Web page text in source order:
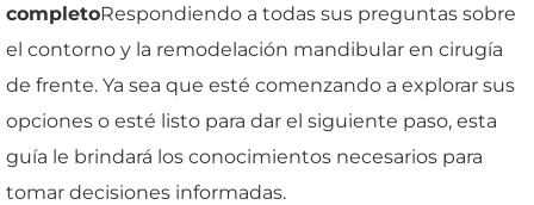
completoRespondiendo a todas sus preguntas sobre
el contorno y la remodelación mandibular en cirugía
de frente. Ya sea que esté comenzando a explorar sus
opciones o esté listo para dar el siguiente paso, esta
guía le brindará los conocimientos necesarios para
tomar decisiones informadas.